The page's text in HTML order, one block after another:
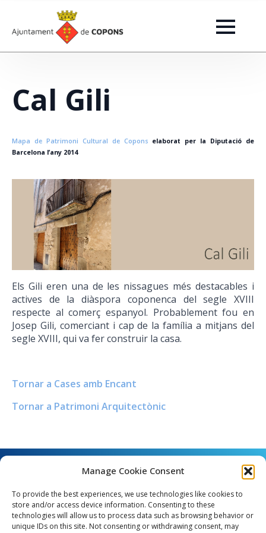
Manage Cookie Consent
To provide the best experiences, we use technologies like cookies to
store and/or access device information. Consenting to these
technologies will allow us to process data such as browsing behavior or
unique IDs on this site. Not consenting or withdrawing consent, may
Cal Gili
Mapa de Patrimoni Cultural de Copons elaborat per la Diputació de
Barcelona l’any 2014
Els Gili eren una de les nissagues més destacables i
actives de la diàspora coponenca del segle XVIII
respecte al comerç espanyol. Probablement fou en
Josep Gili, comerciant i cap de la família a mitjans del
segle XVIII, qui va fer construir la casa.
Tornar a Cases amb Encant
Tornar a Patrimoni Arquitectònic